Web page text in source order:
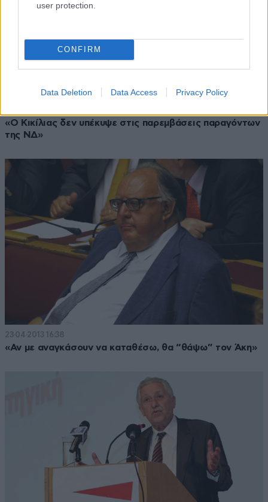
user protection.
CONFIRM
Data Deletion Data Access Privacy Policy
«Ο Κικίλιας δεν υπέκυψε στις παρεμβάσεις παραγόντων
της ΝΔ»
23·04·2013 16:38
«Αν με αναγκάσουν να καταθέσω, θα “θάψω” τον Άκη»